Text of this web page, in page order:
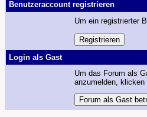
Benutzeraccount registrieren
Um ein registrierter
Login als Gast
Um das Forum als
anzumelden,